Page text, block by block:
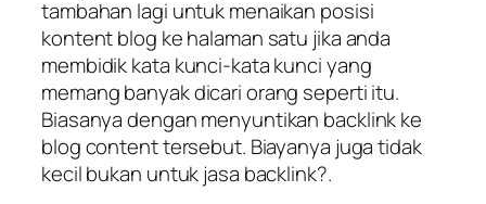
tambahan lagi untuk menaikan posisi
kontent blog ke halaman satu jika anda
membidik kata kunci-kata kunci yang
memang banyak dicari orang seperti itu.
Biasanya dengan menyuntikan backlink ke
blog content tersebut. Biayanya juga tidak
kecil bukan untuk jasa backlink?.